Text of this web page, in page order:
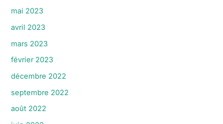
mai 2023
avril 2023
mars 2023
février 2023
décembre 2022
septembre 2022
août 2022